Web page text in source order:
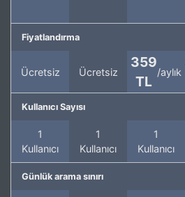
Fiyatlandırma
Ücretsiz Ücretsiz
359
TL
/aylık
Kullanıcı Sayısı
1
Kullanıcı
1
Kullanıcı
1
Kullanıcı
Günlük arama sınırı